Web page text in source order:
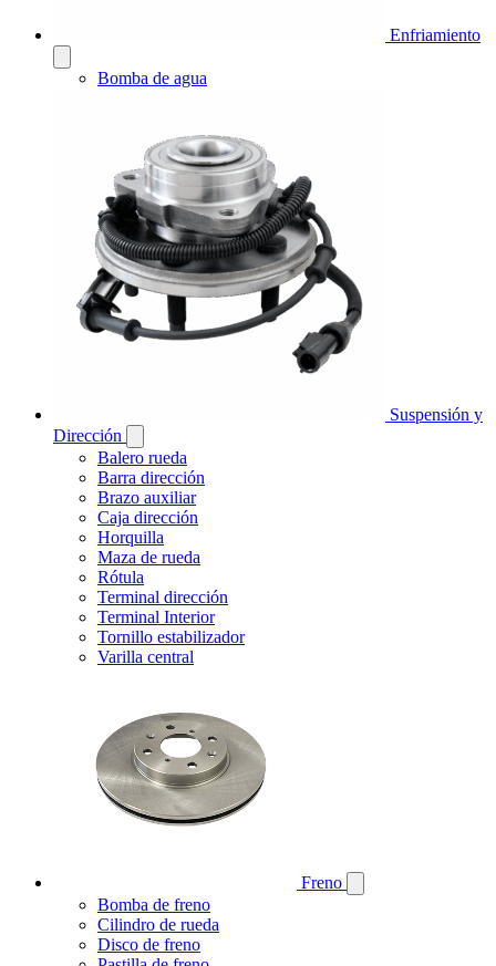
Enfriamiento
Bomba de agua
Suspensión y
Dirección
Balero rueda
Barra dirección
Brazo auxiliar
Caja dirección
Horquilla
Maza de rueda
Rótula
Terminal dirección
Terminal Interior
Tornillo estabilizador
Varilla central
Freno
Bomba de freno
Cilindro de rueda
Disco de freno